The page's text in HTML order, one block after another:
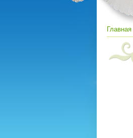
Главная